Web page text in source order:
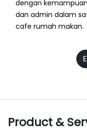
dengan
dan admin dalam
cafe rumah makan.
Product &